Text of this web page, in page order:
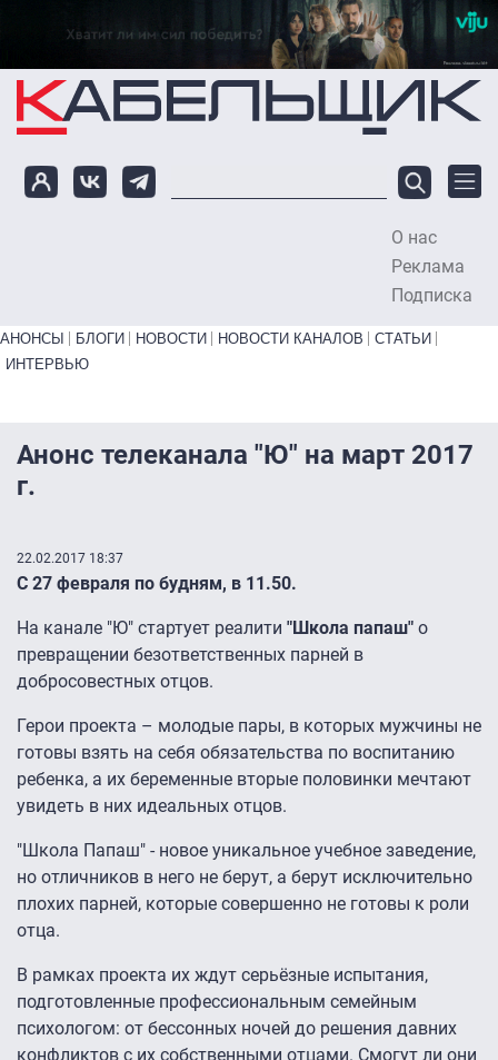
Перейти к основному содержанию
О нас
Реклама
Подписка
Primary links bottom
АНОНСЫ БЛОГИ НОВОСТИ НОВОСТИ КАНАЛОВ
СТАТЬИ
ИНТЕРВЬЮ
Анонс телеканала "Ю" на март 2017
г.
22.02.2017 18:37
С 27 февраля по будням, в 11.50.
На канале "Ю" стартует реалити "Школа папаш" о
превращении безответственных парней в
добросовестных отцов.
Герои проекта – молодые пары, в которых мужчины не
готовы взять на себя обязательства по воспитанию
ребенка, а их беременные вторые половинки мечтают
увидеть в них идеальных отцов.
"Школа Папаш" - новое уникальное учебное заведение,
но отличников в него не берут, а берут исключительно
плохих парней, которые совершенно не готовы к роли
отца.
В рамках проекта их ждут серьёзные испытания,
подготовленные профессиональным семейным
психологом: от бессонных ночей до решения давних
конфликтов с их собственными отцами. Смогут ли они